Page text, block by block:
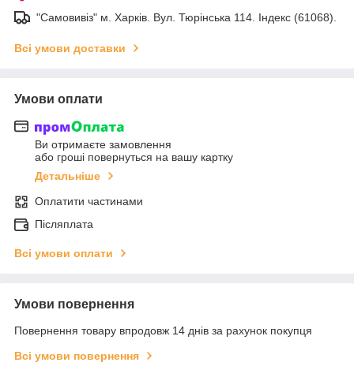
"Самовивіз" м. Харків. Вул. Тюрінська 114. Індекс (61068).
Всі умови доставки
Умови оплати
Ви отримаєте замовлення
або гроші повернуться на вашу картку
Детальніше
Оплатити частинами
Післяплата
Всі умови оплати
Умови повернення
Повернення товару впродовж 14 днів за рахунок покупця
Всі умови повернення